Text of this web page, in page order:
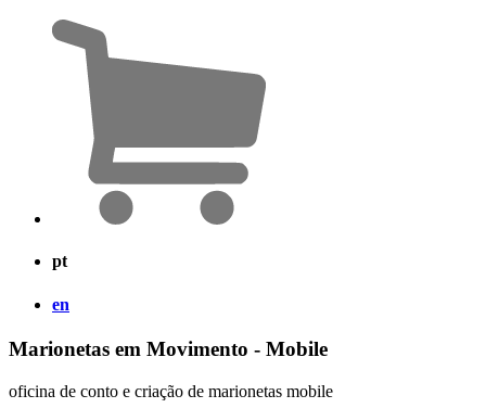
pt
en
Marionetas em Movimento - Mobile
oficina de conto e criação de marionetas mobile